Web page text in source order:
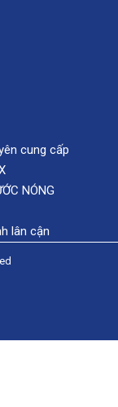
cung cấp
NÓNG
lân cận